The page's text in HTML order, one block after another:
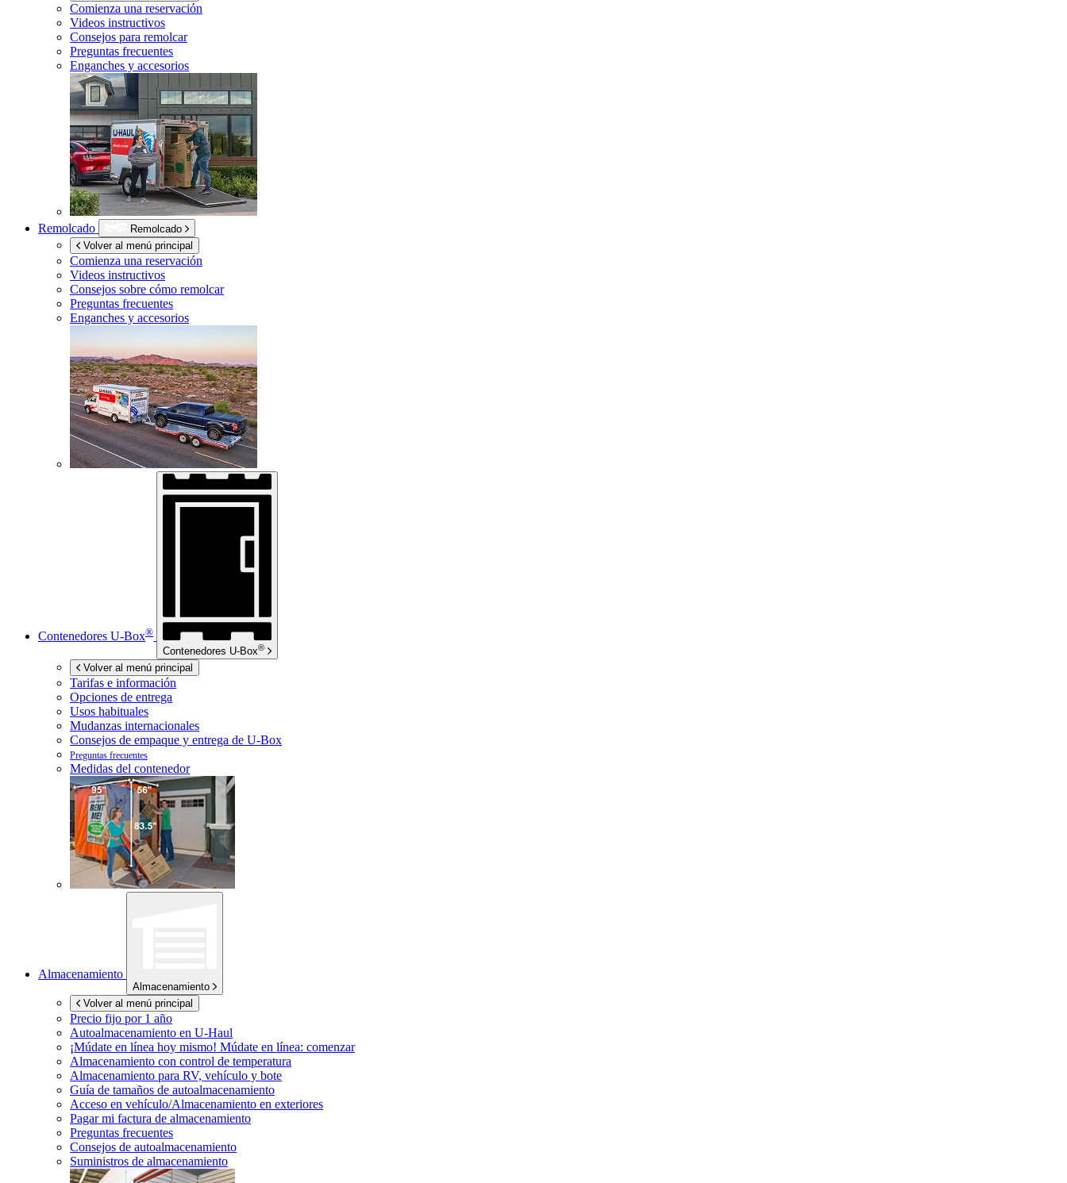
Comienza una reservación
Videos instructivos
Consejos para remolcar
Preguntas frecuentes
Enganches y accesorios
Remolcado
Remolcado
Volver al menú principal
Comienza una reservación
Videos instructivos
Consejos sobre cómo remolcar
Preguntas frecuentes
Enganches y accesorios
Contenedores U-Box®
Contenedores U-Box®
Volver al menú principal
Tarifas e información
Opciones de entrega
Usos habituales
Mudanzas internacionales
Consejos de empaque y entrega de U-Box
Preguntas frecuentes
Medidas del contenedor
Almacenamiento
Almacenamiento
Volver al menú principal
Precio fijo por 1 año
Autoalmacenamiento en U-Haul
¡Múdate en línea hoy mismo! Múdate en línea: comenzar
Almacenamiento con control de temperatura
Almacenamiento para RV, vehículo y bote
Guía de tamaños de autoalmacenamiento
Acceso en vehículo/Almacenamiento en exteriores
Pagar mi factura de almacenamiento
Preguntas frecuentes
Consejos de autoalmacenamiento
Suministros de almacenamiento